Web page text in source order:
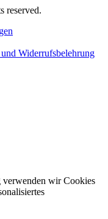
reserved.
Widerrufsbelehrung
wir Cookies